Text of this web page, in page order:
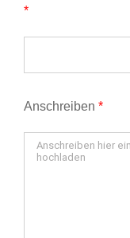
*
Anschreiben *